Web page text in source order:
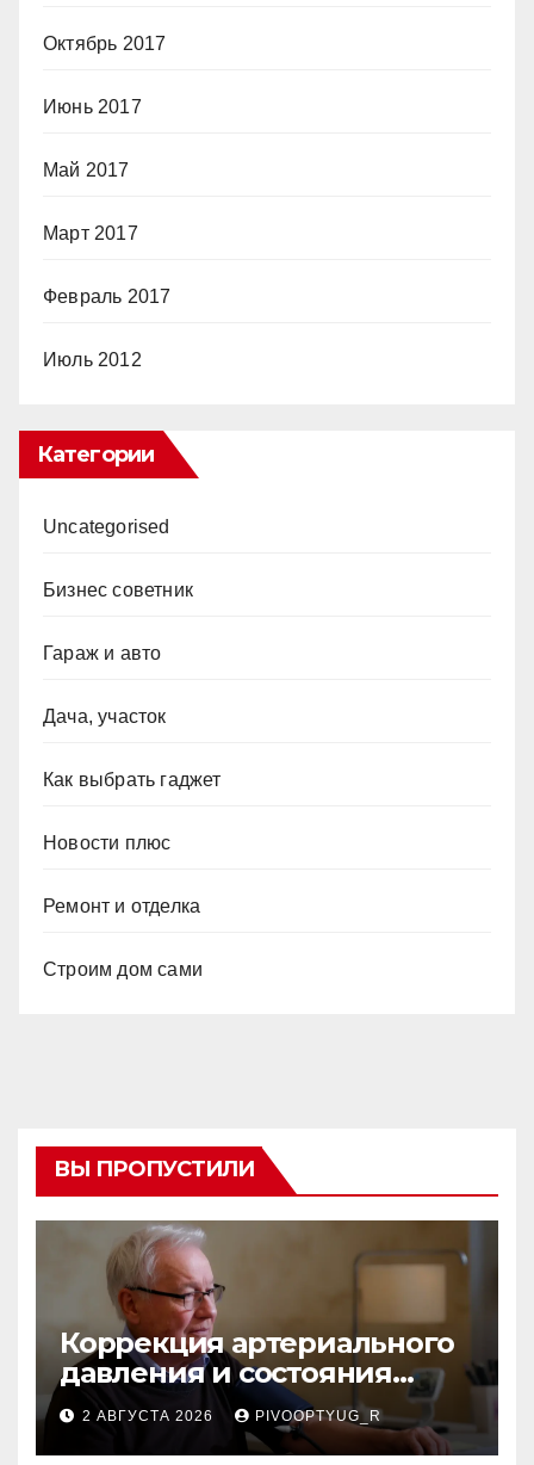
Октябрь 2017
Июнь 2017
Май 2017
Март 2017
Февраль 2017
Июль 2012
Категории
Uncategorised
Бизнес советник
Гараж и авто
Дача, участок
Как выбрать гаджет
Новости плюс
Ремонт и отделка
Строим дом сами
ВЫ ПРОПУСТИЛИ
Коррекция артериального
давления и состояния
сосудов в профилактике
инсульта
2 АВГУСТА 2026 PIVOOPTYUG_R